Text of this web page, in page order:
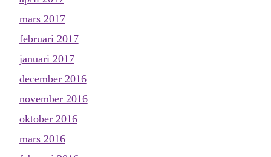
mars 2017
februari 2017
januari 2017
december 2016
november 2016
oktober 2016
mars 2016